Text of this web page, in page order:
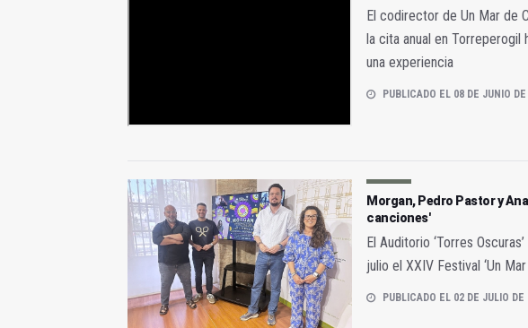
El codirector de Un Mar de
la cita anual en
una experiencia
PUBLICADO EL 08 DE JUNIO
Morgan, Pedro Pastor y
canciones'
El Auditorio ‘Torres
julio el XXIV Festival ‘Un
PUBLICADO EL 02 DE JULIO DE